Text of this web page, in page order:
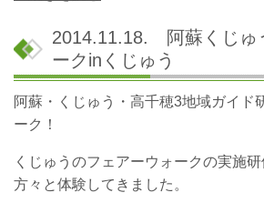
2014.11.18. 阿蘇くじゅ
ークinくじゅう
阿蘇・くじゅう・高千穂3地域ガイド
ーク！
くじゅうのフェアーウォークの実施
方々と体験してきました。